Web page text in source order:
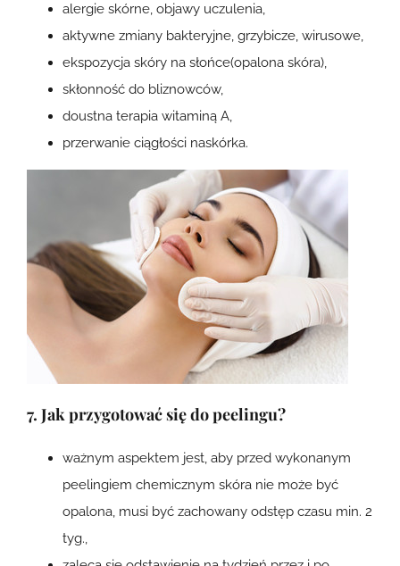
alergie skórne, objawy uczulenia,
aktywne zmiany bakteryjne, grzybicze, wirusowe,
ekspozycja skóry na słońce(opalona skóra),
skłonność do bliznowców,
doustna terapia witaminą A,
przerwanie ciągłości naskórka.
7. Jak przygotować się do peelingu?
ważnym aspektem jest, aby przed wykonanym
peelingiem chemicznym skóra nie może być
opalona, musi być zachowany odstęp czasu min. 2
tyg.,